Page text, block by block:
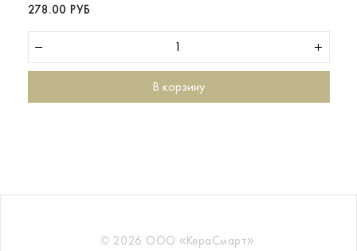
278.00 РУБ
В корзину
© 2026 ООО «КераСмарт».